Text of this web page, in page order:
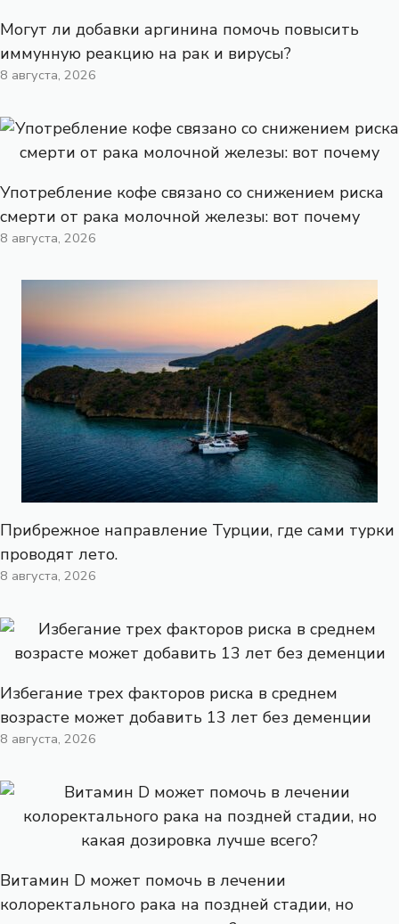
Могут ли добавки аргинина помочь повысить
иммунную реакцию на рак и вирусы?
8 августа, 2026
Употребление кофе связано со снижением риска
смерти от рака молочной железы: вот почему
8 августа, 2026
Прибрежное направление Турции, где сами турки
проводят лето.
8 августа, 2026
Избегание трех факторов риска в среднем
возрасте может добавить 13 лет без деменции
8 августа, 2026
Витамин D может помочь в лечении
колоректального рака на поздней стадии, но